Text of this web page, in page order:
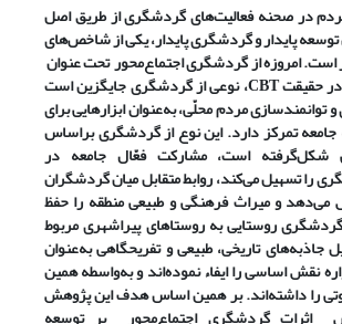
در صحنه فعالیت‌های گردشگری از طریق اصل
توسعه پایدار و گردشگری پایدار، یکی از شاخص‌های
است. امروزه از گردشگری اجتماع‌محور تحت عنوان
CBT یاد می‌کنند در حقیقت CBT، نوعی از گردشگری جایگزین است
مردم محلّی، به‌عنوان ابزارهایی برای
تمرکز دارد. این نوع از گردشگری براساس
شکل‌گرفته است، مشارکت فعّال جامعه در
را تسهیل می‌کند، روابط متقابل میان گردشگران
می‌دهد و میراث فرهنگی و طبیعی منطقه را حفظ
روستایی به روستاهای پیراشهری مربوط
تاریخی، طبیعی و تفریحگاهی به‌عنوان
نقش اساسی را ایفاء نموده‌اند و به‌واسطه همین
را داشته‌اند. بر همین اساس هدف این پژوهش